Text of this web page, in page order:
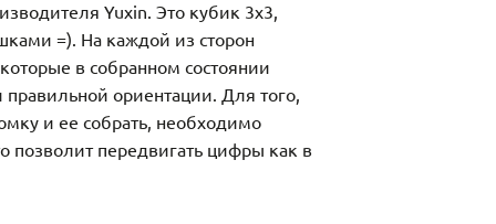
Yuxin. Это кубик 3х3,
=). На каждой из сторон
в собранном состоянии
ориентации. Для того,
и ее собрать, необходимо
позволит передвигать цифры как в